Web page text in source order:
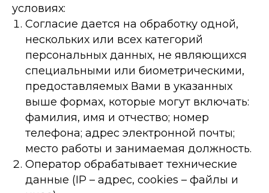
условиях:
Согласие дается на обработку одной,
нескольких или всех категорий
персональных данных, не являющихся
специальными или биометрическими,
предоставляемых Вами в указанных
выше формах, которые могут включать:
фамилия, имя и отчество; номер
телефона; адрес электронной почты;
место работы и занимаемая должность.
Оператор обрабатывает технические
данные (IP – адрес, cookies – файлы и